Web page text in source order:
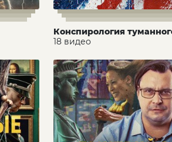
Конспирология
18 видео